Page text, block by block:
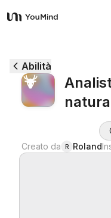
YouMind
Casi d'uso
Abilità
natura
Creato da
R Roland